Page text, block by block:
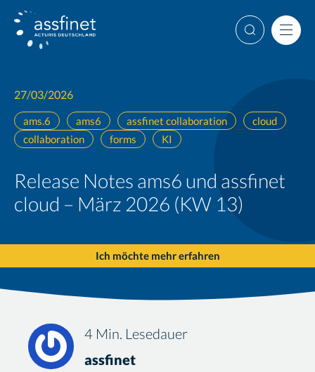
Weiter
Suche
Release Notes ams6 und assfinet
cloud – März 2026 (KW 13)
27/03/2026
ams.6 ams6 assfinet collaboration
cloud
collaboration
forms KI
Ich möchte mehr erfahren
4 Min. Lesedauer
assfinet